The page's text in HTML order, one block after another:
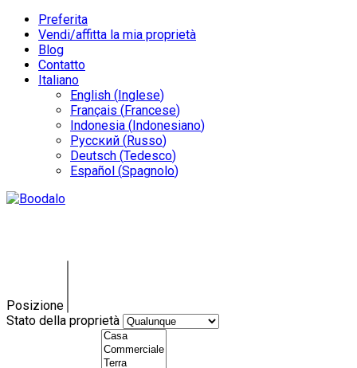
Preferita
Vendi/affitta la mia proprietà
Blog
Contatto
Italiano
English (Inglese)
Français (Francese)
Indonesia (Indonesiano)
Русский (Russo)
Deutsch (Tedesco)
Español (Spagnolo)
Posizione
Stato della proprietà